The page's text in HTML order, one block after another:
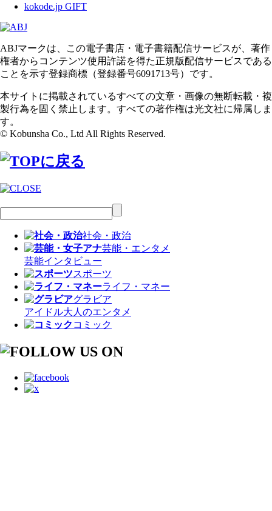
kokode.jp GIFT
ABJマークは、この電子書店・電子書籍配信サービスが、著作
権者からコンテンツ使用許諾を得た正規版配信サービスである
ことを示す登録商標（登録番号6091713号）です。
本サイトに掲載されているすべての文章・画像の無断転載・複
製行為を固く禁止します。すべての著作権は光文社に帰属しま
す。
© Kobunsha Co., Ltd All Rights Reserved.
社会・政治
芸能・エンタメ
芸能インタビュー
スポーツ
ライフ・マネー
グラビア
アイドル大人のエンタメ
コミック